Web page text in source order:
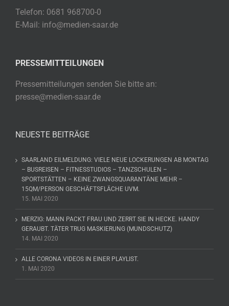
Telefon: 0681 968700-0
E-Mail: info@medien-saar.de
PRESSEMITTEILUNGEN
Pressemitteilungen senden Sie bitte an:
presse@medien-saar.de
NEUESTE BEITRÄGE
SAARLAND EILMELDUNG: VIELE NEUE LOCKERUNGEN AB MONTAG
– BUSREISEN – FITNESSTUDIOS – TANZSCHULEN –
SPORTSTÄTTEN – KEINE ZWANGSQUARANTÄNE MEHR –
15QM/PERSON GESCHÄFTSFLÄCHE UVM.
15. MAI 2020
MERZIG: MANN PACKT FRAU UND ZERRT SIE IN HECKE. HANDY
GERAUBT. TÄTER TRUG MASKIERUNG (MUNDSCHUTZ)
14. MAI 2020
ALLE CORONA VIDEOS IN EINER PLAYLIST.
1. MAI 2020